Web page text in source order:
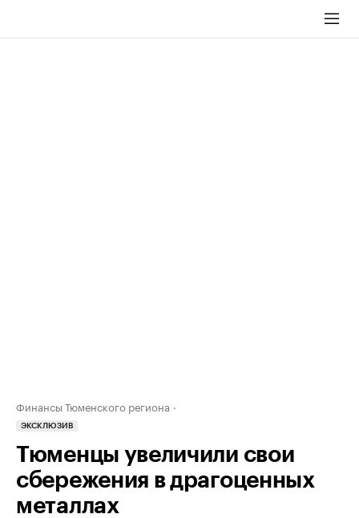
Финансы Тюменского региона
ЭКСКЛЮЗИВ
Тюменцы увеличили свои
сбережения в драгоценных
металлах